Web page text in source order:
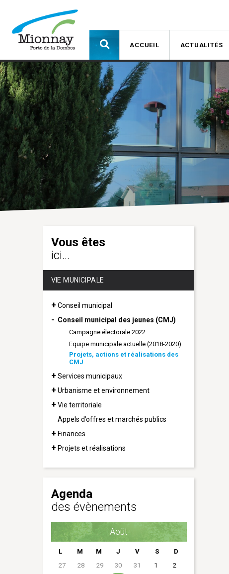
ACCUEIL ACTUALITÉS
Vous êtes
ici...
VIE MUNICIPALE
Conseil municipal
Conseil municipal des jeunes (CMJ)
Campagne électorale 2022
Equipe municipale actuelle (2018-2020)
Projets, actions et réalisations des
CMJ
Services municipaux
Urbanisme et environnement
Vie territoriale
Appels d’offres et marchés publics
Finances
Projets et réalisations
Agenda
des évènements
Août
L M M J V S
D
27
28 29 30 31 1
2